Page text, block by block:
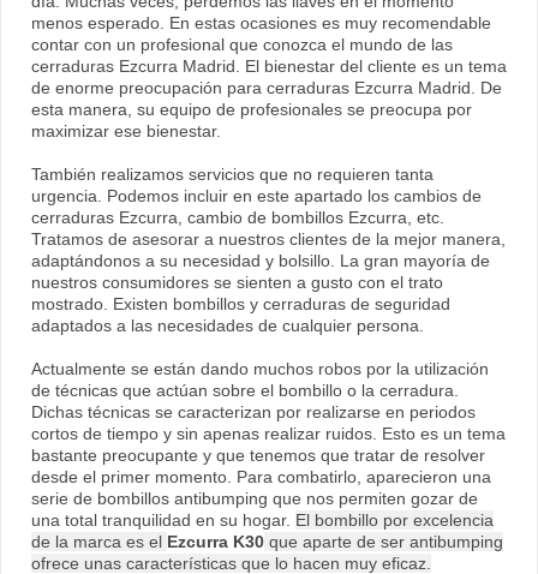
menos esperado. En estas ocasiones es muy recomendable
contar con un profesional que conozca el mundo de las
cerraduras Ezcurra Madrid. El bienestar del cliente es un tema
de enorme preocupación para cerraduras Ezcurra Madrid. De
esta manera, su equipo de profesionales se preocupa por
maximizar ese bienestar.
También realizamos servicios que no requieren tanta
urgencia. Podemos incluir en este apartado los cambios de
cerraduras Ezcurra, cambio de bombillos Ezcurra, etc.
Tratamos de asesorar a nuestros clientes de la mejor manera,
adaptándonos a su necesidad y bolsillo. La gran mayoría de
nuestros consumidores se sienten a gusto con el trato
mostrado. Existen bombillos y cerraduras de seguridad
adaptados a las necesidades de cualquier persona.
Actualmente se están dando muchos robos por la utilización
de técnicas que actúan sobre el bombillo o la cerradura.
Dichas técnicas se caracterizan por realizarse en periodos
cortos de tiempo y sin apenas realizar ruidos. Esto es un tema
bastante preocupante y que tenemos que tratar de resolver
desde el primer momento. Para combatirlo, aparecieron una
serie de bombillos antibumping que nos permiten gozar de
una total tranquilidad en su hogar. El bombillo por excelencia
de la marca es el Ezcurra K30 que aparte de ser antibumping
ofrece unas características que lo hacen muy eficaz.